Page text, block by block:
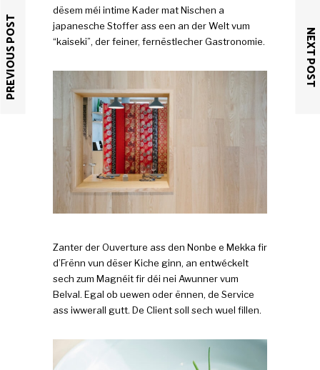
dësem méi intime Kader mat Nischen a
japanesche Stoffer ass een an der Welt vum
“kaiseki”, der feiner, fernëstlecher Gastronomie.
Zanter der Ouverture ass den Nonbe e Mekka fir
d’Frënn vun dëser Kiche ginn, an entwéckelt
sech zum Magnéit fir déi nei Awunner vum
Belval. Egal ob uewen oder ënnen, de Service
ass iwwerall gutt. De Client soll sech wuel fillen.
PREVIOUS POST NEXT POST